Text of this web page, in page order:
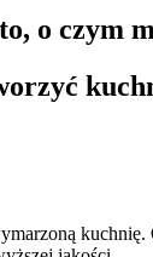
o czym
kuchnię.